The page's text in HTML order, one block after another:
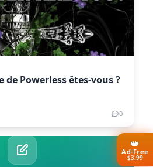
de Powerless êtes-vous ?
0
👑
Ad-Free
$3.99